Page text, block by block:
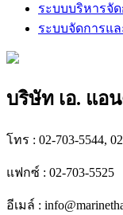
ระบบบริหารจัด
ระบบจัดการแ
บริษัท เอ. แอ
โทร : 02-703-5544,
แฟกซ์ : 02-703-5525
อีเมล์ :